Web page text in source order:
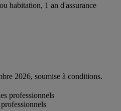
habitation, 1 an d'assurance
2026, soumise à conditions.